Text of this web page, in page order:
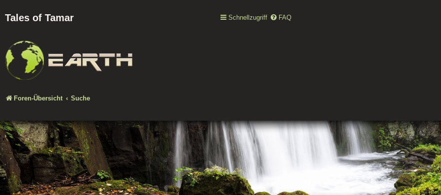
Tales of Tamar Schnellzugriff FAQ
Foren-Übersicht Suche